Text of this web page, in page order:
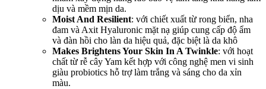
dịu và mềm mịn da.
Moist And Resilient: với chiết xuất từ rong biển, nha
đam và Axit Hyaluronic mặt nạ giúp cung cấp độ ẩm
và đàn hồi cho làn da hiệu quả, đặc biệt là da khô
Makes Brightens Your Skin In A Twinkle: với hoạt
chất từ rễ cây Yam kết hợp với công nghệ men vi sinh
giàu probiotics hỗ trợ làm trắng và sáng cho da xỉn
màu.